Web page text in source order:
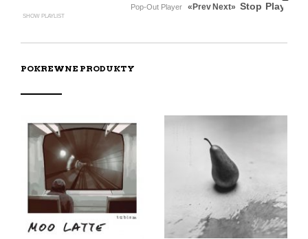
Play
Stop
Next»
«Prev
SHOW PLAYLIST
Pop-Out Player
POKREWNE PRODUKTY